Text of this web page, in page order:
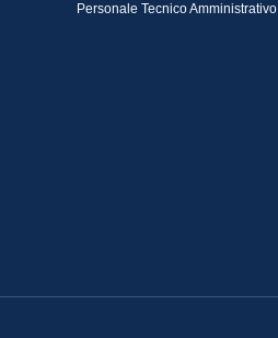
Personale Tecnico Amministrativo